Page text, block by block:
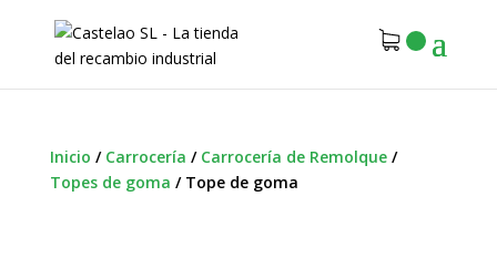
Inicio / Carrocería / Carrocería de Remolque/
Topes de goma / Tope de goma